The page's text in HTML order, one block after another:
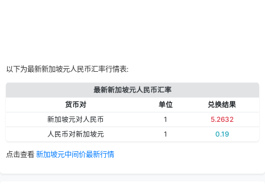
以下为最新新加坡元人民币汇率行情表:
最新新加坡元人民币汇率
货币对
单位
兑换结果
新加坡元对人民币
1
5.2632
人民币对新加坡元
1 0.19
点击查看 新加坡元中间价最新行情